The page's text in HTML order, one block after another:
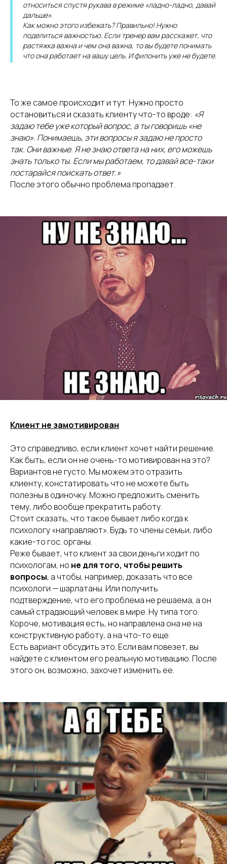
относиться спустя рукава в режиме «ладно-ладно, давай
дальше».
Как можно этого избежать? Правильно! Нужно
поделиться важностью. Если тренер вам расскажет, что
растяжка важна и чем она важна, то вы будете понимать
что она работает на вашу цель. И филонить уже не будете.
То же самое происходит и тут. Нужно просто
остановиться и сказать клиенту что-то вроде: «Я
задаю тебе уже который вопрос, а ты говоришь «не
знаю». Понимаешь, эти вопросы я задаю не просто
так. Они важные. Я не знаю ответа на них, его можешь
знать только ты. Если мы работаем, то давай все-таки
постарайся поискать ответ.»
После этого обычно проблема пропадает.
Клиент не замотивирован
Это справедливо, если клиент хочет найти решение.
Как быть, если он не очень-то мотивирован на это?
Вариантов не густо. Мы можем это отразить
клиенту, констатировать что не можете быть
полезны в одиночку. Можно предложить сменить
тему, либо вообще прекратить работу.
Стоит сказать, что такое бывает либо когда к
психологу «направляют». Будь то члены семьи, либо
какие-то гос. органы.
Реже бывает, что клиент за свои деньги ходит по
психологам, но не для того, чтобы решить
вопросы, а чтобы, например, доказать что все
психологи — шарлатаны. Или получить
подтверждение, что его проблема не решаема, а он
самый страдающий человек в мире. Ну типа того.
Короче, мотивация есть, но направлена она не на
конструктивную работу, а на что-то еще.
Есть вариант обсудить это. Если вам повезет, вы
найдете с клиентом его реальную мотивацию. После
этого он, возможно, захочет изменить ее.